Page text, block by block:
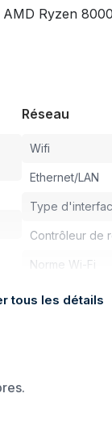
Ryzen
Réseau
Wifi
Ethernet/LAN
Type
Contrôleur de
Norme Wi-Fi
tous les détails